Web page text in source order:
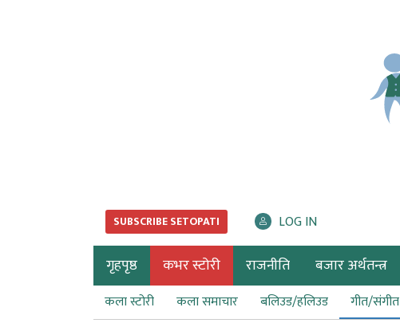
SUBSCRIBE SETOPATI LOG IN
गृहपृष्ठ कभर स्टोरी राजनीति बजार अर्थतन्त्र
कला स्टोरी कला समाचार बलिउड/हलिउड गीत/संगीत